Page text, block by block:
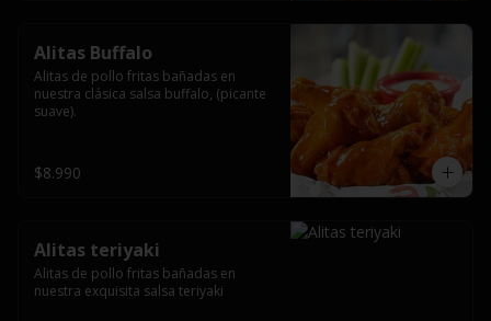
Alitas Buffalo
Alitas de pollo fritas bañadas en
nuestra clásica salsa buffalo, (picante
suave).
$8.990
Alitas teriyaki
Alitas de pollo fritas bañadas en
nuestra exquisita salsa teriyaki